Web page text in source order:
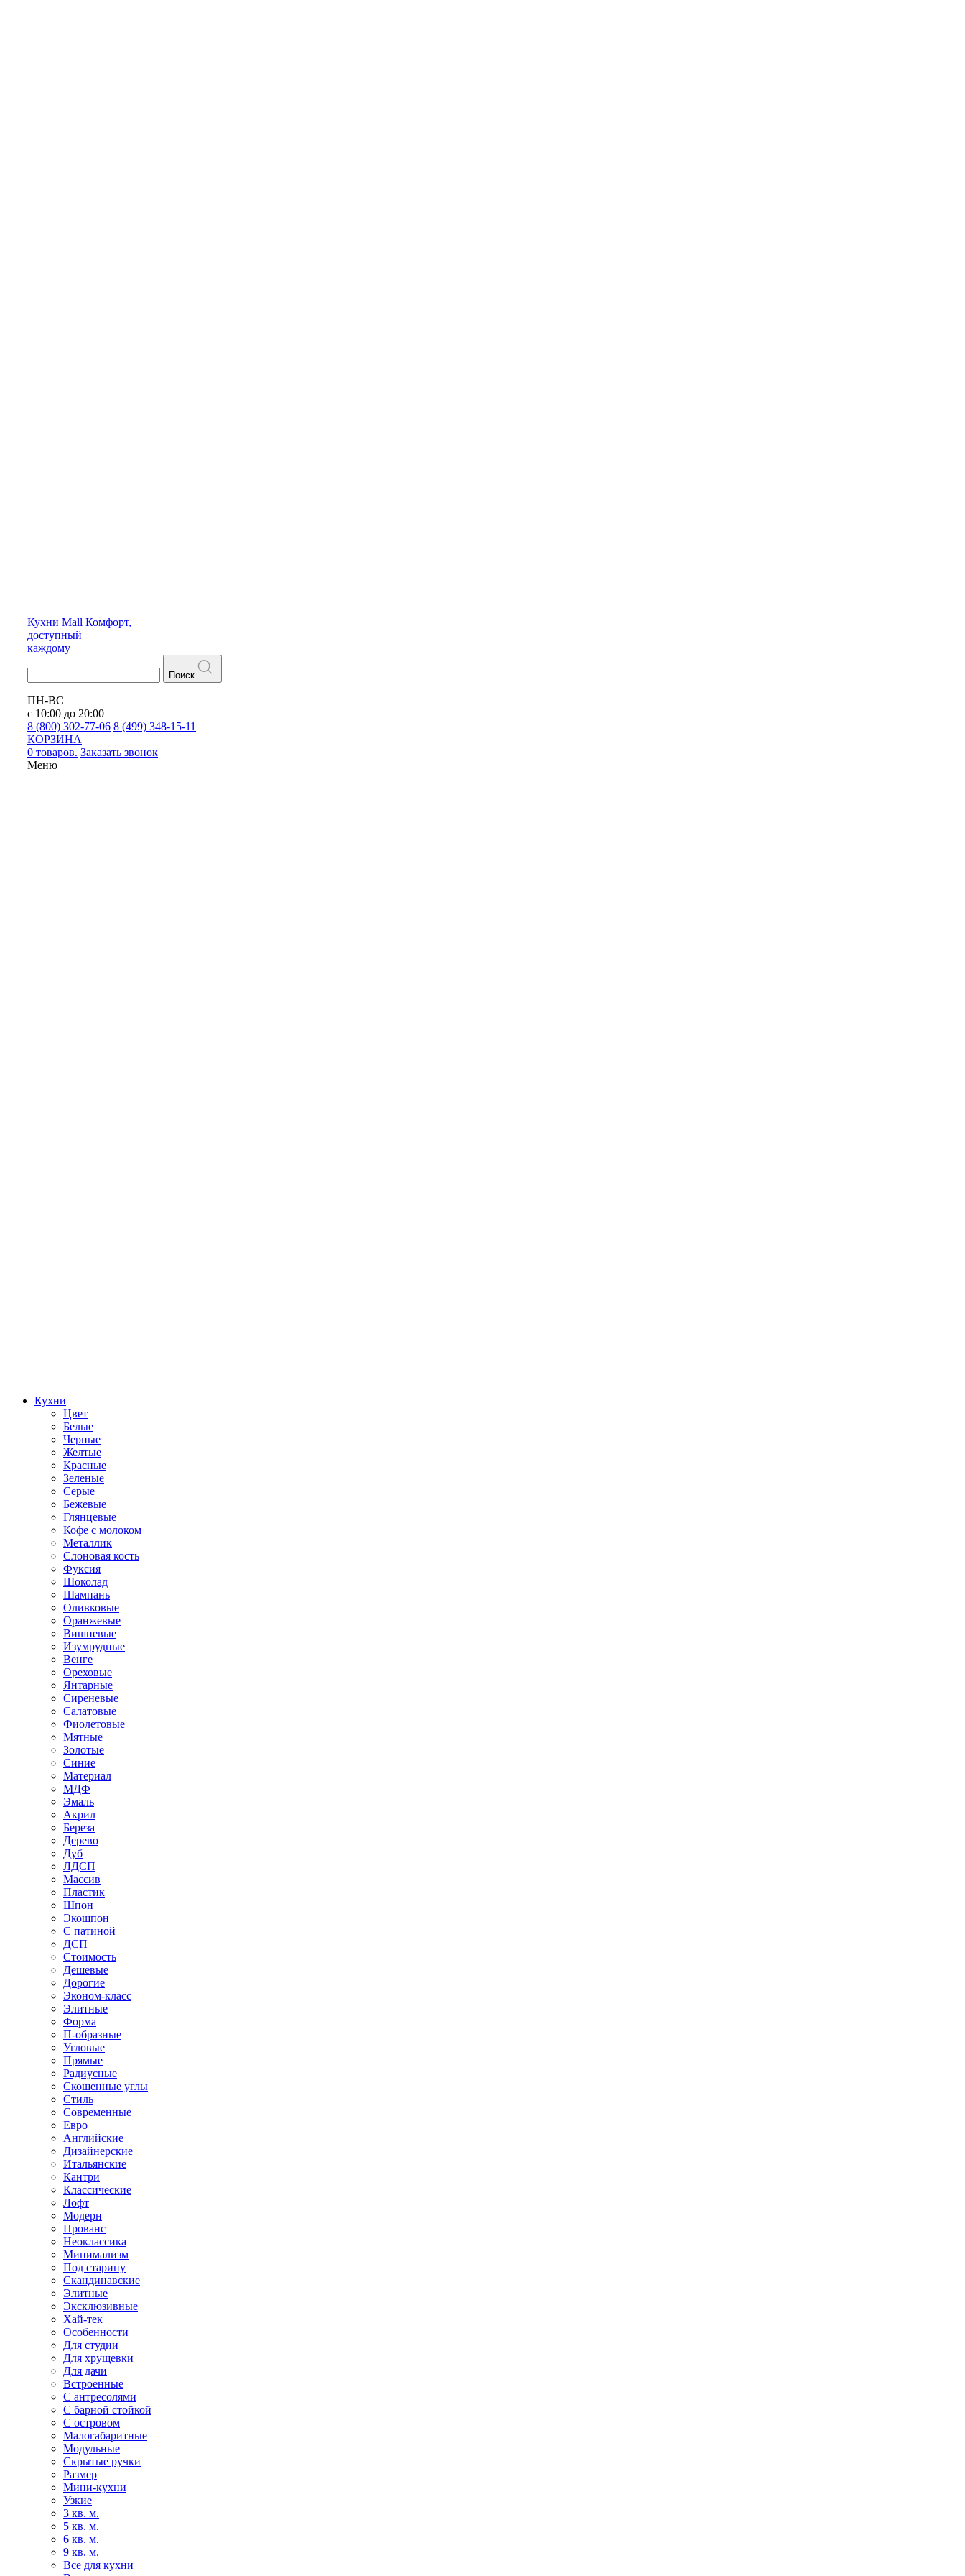
Кухни Mall Комфорт,
доступный
каждому
Поиск
ПН-ВС
с 10:00 до 20:00
8 (800) 302-77-06 8 (499) 348-15-11
КОРЗИНА
0 товаров. Заказать звонок
Меню
Кухни
Цвет
Белые
Черные
Желтые
Красные
Зеленые
Серые
Бежевые
Глянцевые
Кофе с молоком
Металлик
Слоновая кость
Фуксия
Шоколад
Шампань
Оливковые
Оранжевые
Вишневые
Изумрудные
Венге
Ореховые
Янтарные
Сиреневые
Салатовые
Фиолетовые
Мятные
Золотые
Синие
Материал
МДФ
Эмаль
Акрил
Береза
Дерево
Дуб
ЛДСП
Массив
Пластик
Шпон
Экошпон
С патиной
ДСП
Стоимость
Дешевые
Дорогие
Эконом-класс
Элитные
Форма
П-образные
Угловые
Прямые
Радиусные
Скошенные углы
Стиль
Современные
Евро
Английские
Дизайнерские
Итальянские
Кантри
Классические
Лофт
Модерн
Прованс
Неоклассика
Минимализм
Под старину
Скандинавские
Элитные
Эксклюзивные
Хай-тек
Особенности
Для студии
Для хрущевки
Для дачи
Встроенные
С антресолями
С барной стойкой
С островом
Малогабаритные
Модульные
Скрытые ручки
Размер
Мини-кухни
Узкие
3 кв. м.
5 кв. м.
6 кв. м.
9 кв. м.
Все для кухни